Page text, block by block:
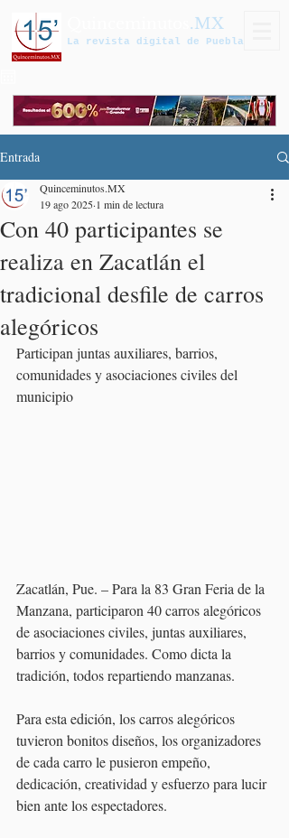
.MX
La revista digital de Puebla
Entrada
Con 40 participantes se
realiza en Zacatlán el
tradicional desfile de carros
alegóricos
Quinceminutos.MX
19 ago 2025 1 min de lectura
Participan juntas auxiliares, barrios,
comunidades y asociaciones civiles del
municipio
Zacatlán, Pue. – Para la 83 Gran Feria de la
Manzana, participaron 40 carros alegóricos
de asociaciones civiles, juntas auxiliares,
barrios y comunidades. Como dicta la
tradición, todos repartiendo manzanas.
Para esta edición, los carros alegóricos
tuvieron bonitos diseños, los organizadores
de cada carro le pusieron empeño,
dedicación, creatividad y esfuerzo para lucir
bien ante los espectadores.